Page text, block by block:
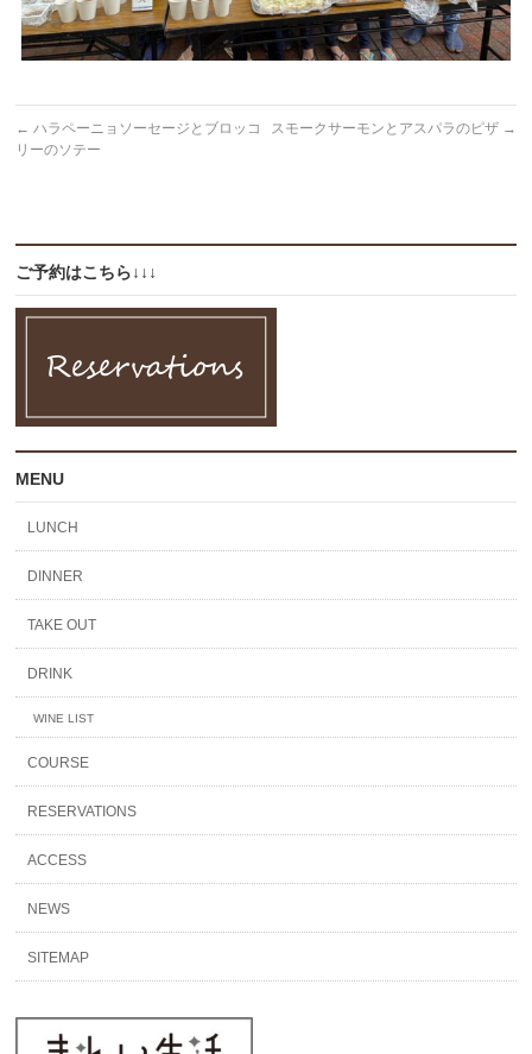
← ハラペーニョソーセージとブロッコ
リーのソテー
スモークサーモンとアスパラのピザ →
ご予約はこちら↓↓↓
MENU
LUNCH
DINNER
TAKE OUT
DRINK
WINE LIST
COURSE
RESERVATIONS
ACCESS
NEWS
SITEMAP